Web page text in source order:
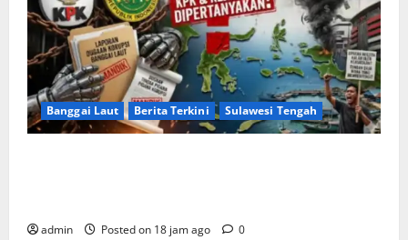
Banggai Laut Berita Terkini Sulawesi Tengah
admin Posted on 18 jam ago 0